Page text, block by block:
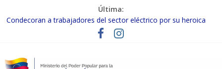
Última:
Condecoran a trabajadores del sector eléctrico por su heroica
labor tras el doble sismo del 24-J
Gobierno Nacional coordina acciones con el sector privado para
Inspeccionan trabajos de rehabilitación en instalaciones del SEN